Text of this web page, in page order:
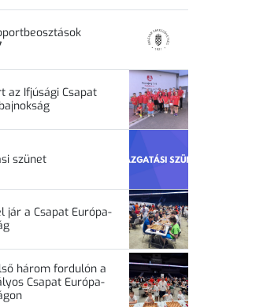
az Ifjúsági Csapat
szünet
jár a Csapat Európa-
három fordulón a
Csapat Európa-